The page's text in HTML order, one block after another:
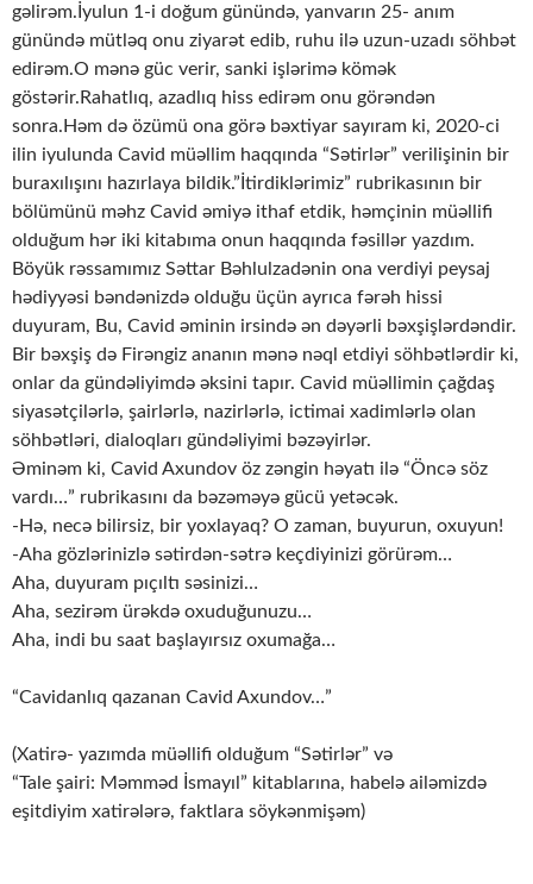
gəlirəm.İyulun 1-i doğum günündə, yanvarın 25- anım
günündə mütləq onu ziyarət edib, ruhu ilə uzun-uzadı söhbət
edirəm.O mənə güc verir, sanki işlərimə kömək
göstərir.Rahatlıq, azadlıq hiss edirəm onu görəndən
sonra.Həm də özümü ona görə bəxtiyar sayıram ki, 2020-ci
ilin iyulunda Cavid müəllim haqqında “Sətirlər” verilişinin bir
buraxılışını hazırlaya bildik.”İtirdiklərimiz” rubrikasının bir
bölümünü məhz Cavid əmiyə ithaf etdik, həmçinin müəllifi
olduğum hər iki kitabıma onun haqqında fəsillər yazdım.
Böyük rəssamımız Səttar Bəhlulzadənin ona verdiyi peysaj
hədiyyəsi bəndənizdə olduğu üçün ayrıca fərəh hissi
duyuram, Bu, Cavid əminin irsində ən dəyərli bəxşişlərdəndir.
Bir bəxşiş də Firəngiz ananın mənə nəql etdiyi söhbətlərdir ki,
onlar da gündəliyimdə əksini tapır. Cavid müəllimin çağdaş
siyasətçilərlə, şairlərlə, nazirlərlə, ictimai xadimlərlə olan
söhbətləri, dialoqları gündəliyimi bəzəyirlər.
Əminəm ki, Cavid Axundov öz zəngin həyatı ilə “Öncə söz
vardı…” rubrikasını da bəzəməyə gücü yetəcək.
-Hə, necə bilirsiz, bir yoxlayaq? O zaman, buyurun, oxuyun!
-Aha gözlərinizlə sətirdən-sətrə keçdiyinizi görürəm…
Aha, duyuram pıçıltı səsinizi…
Aha, sezirəm ürəkdə oxuduğunuzu…
Aha, indi bu saat başlayırsız oxumağa…
“Cavidanlıq qazanan Cavid Axundov…”
(Xatirə- yazımda müəllifi olduğum “Sətirlər” və
“Tale şairi: Məmməd İsmayıl” kitablarına, habelə ailəmizdə
eşitdiyim xatirələrə, faktlara söykənmişəm)